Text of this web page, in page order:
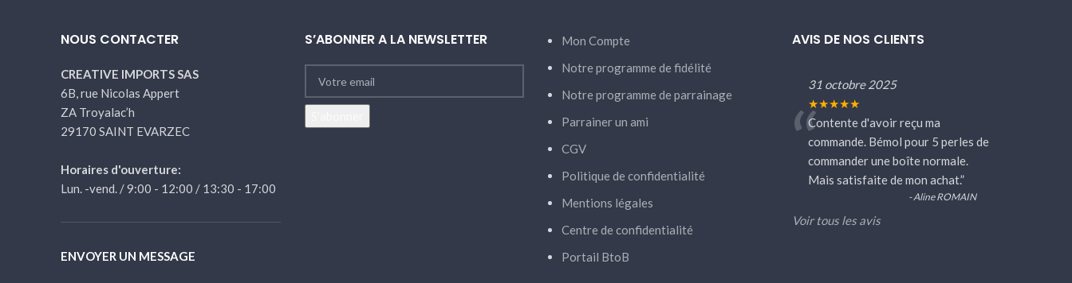
NOUS CONTACTER
CREATIVE IMPORTS SAS
6B, rue Nicolas Appert
ZA Troyalac’h
29170 SAINT EVARZEC
Horaires d'ouverture:
Lun. -vend. / 9:00 - 12:00 / 13:30 - 17:00
ENVOYER UN MESSAGE
S’ABONNER A LA NEWSLETTER
Mon Compte
Notre programme de fidélité
Notre programme de parrainage
Parrainer un ami
CGV
Politique de confidentialité
Mentions légales
Centre de confidentialité
Portail BtoB
AVIS DE NOS CLIENTS
31 octobre 2025
★★★★★
“Contente d'avoir reçu ma
commande. Bémol pour 5 perles de
commander une boîte normale.
Mais satisfaite de mon achat.”
- Aline ROMAIN
Voir tous les avis